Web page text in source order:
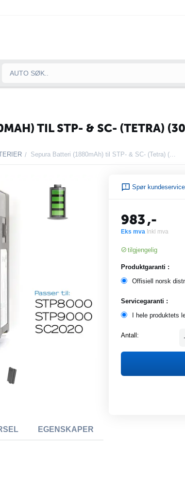
TIL STP- & SC- (TETRA)
/ Sepura Batteri (1880mAh) til STP- & SC- (Tetra) (300-01175)
Spør kundeservice
983,-
Eks mva Inkl mva
tilgjengelig
Produktgaranti :
Offisiell norsk
Servicegaranti :
I hele produktets
Antall:
EGENSKAPER